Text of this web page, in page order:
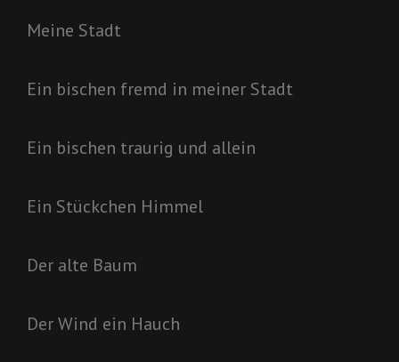
Meine Stadt
Ein bischen fremd in meiner Stadt
Ein bischen traurig und allein
Ein Stückchen Himmel
Der alte Baum
Der Wind ein Hauch